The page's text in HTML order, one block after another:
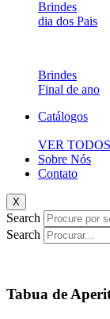
Brindes
dia dos Pais
Brindes
Final de ano
Catálogos
VER
Sobre Nós
Contato
X
Search
Search
Tabua de